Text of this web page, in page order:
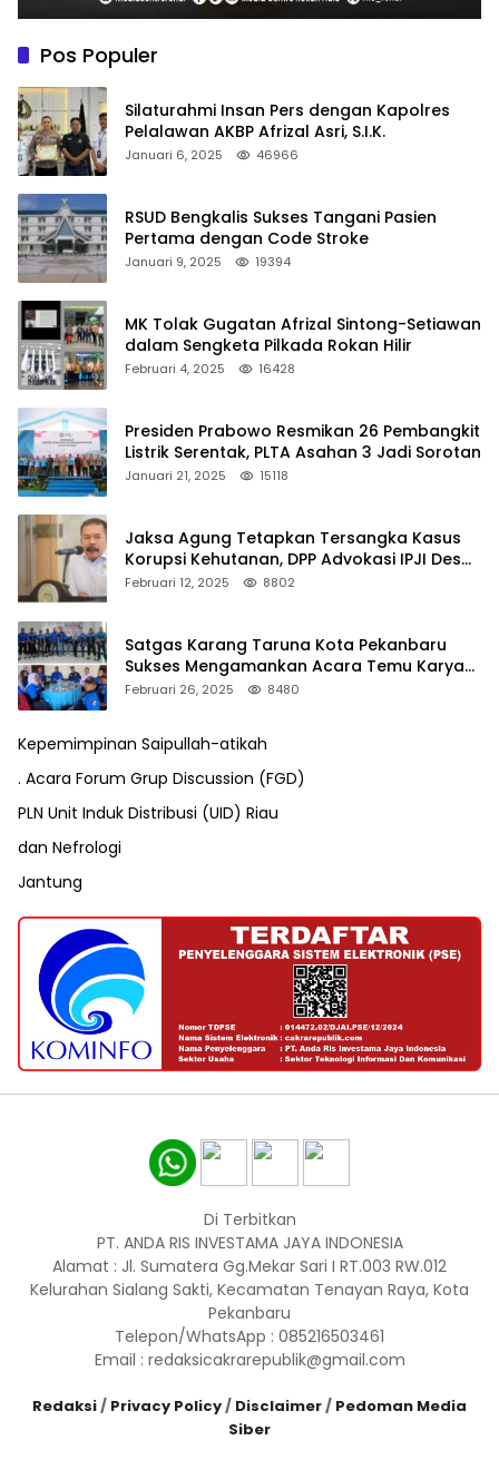
Pos Populer
Silaturahmi Insan Pers dengan Kapolres
Pelalawan AKBP Afrizal Asri, S.I.K.
Januari 6, 2025 46966
RSUD Bengkalis Sukses Tangani Pasien
Pertama dengan Code Stroke
Januari 9, 2025 19394
MK Tolak Gugatan Afrizal Sintong-Setiawan
dalam Sengketa Pilkada Rokan Hilir
Februari 4, 2025 16428
Presiden Prabowo Resmikan 26 Pembangkit
Listrik Serentak, PLTA Asahan 3 Jadi Sorotan
Januari 21, 2025 15118
Jaksa Agung Tetapkan Tersangka Kasus
Korupsi Kehutanan, DPP Advokasi IPJI Desak
Pengusutan Pajak RAPP
Februari 12, 2025 8802
Satgas Karang Taruna Kota Pekanbaru
Sukses Mengamankan Acara Temu Karya
VII Karang Taruna Pekanbaru
Februari 26, 2025 8480
Kepemimpinan Saipullah-atikah
. Acara Forum Grup Discussion (FGD)
PLN Unit Induk Distribusi (UID) Riau
dan Nefrologi
Jantung
Di Terbitkan
PT. ANDA RIS INVESTAMA JAYA INDONESIA
Alamat : Jl. Sumatera Gg.Mekar Sari I RT.003 RW.012
Kelurahan Sialang Sakti, Kecamatan Tenayan Raya, Kota
Pekanbaru
Telepon/WhatsApp : 085216503461
Email : redaksicakrarepublik@gmail.com
Redaksi/ Privacy Policy/ Disclaimer/ Pedoman Media
Siber